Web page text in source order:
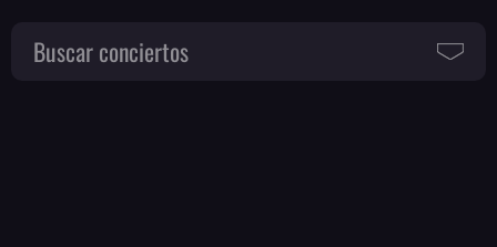
Buscar conciertos